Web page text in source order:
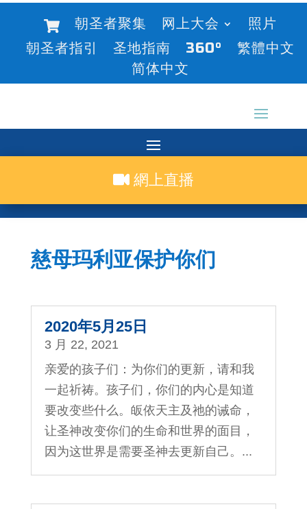
朝圣者聚集 网上大会
照片
朝圣者指引
圣地指南 360°
繁體中文
简体中文
網上直播
慈母玛利亚保护你们
2020年5月25日
3 月 22, 2021
亲爱的孩子们：为你们的更新，请和我
一起祈祷。孩子们，你们的内心是知道
要改变些什么。皈依天主及祂的诫命，
让圣神改变你们的生命和世界的面目，
因为这世界是需要圣神去更新自己。...